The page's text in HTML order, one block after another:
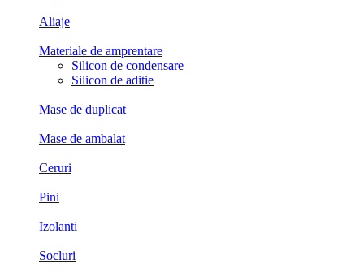
Aliaje
Materiale de amprentare
Silicon de condensare
Silicon de aditie
Mase de duplicat
Mase de ambalat
Ceruri
Pini
Izolanti
Socluri